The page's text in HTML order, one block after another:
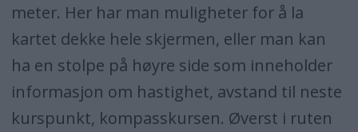
meter. Her har man muligheter for å la
kartet dekke hele skjermen, eller man kan
ha en stolpe på høyre side som inneholder
informasjon om hastighet, avstand til neste
kurspunkt, kompasskursen. Øverst i ruten